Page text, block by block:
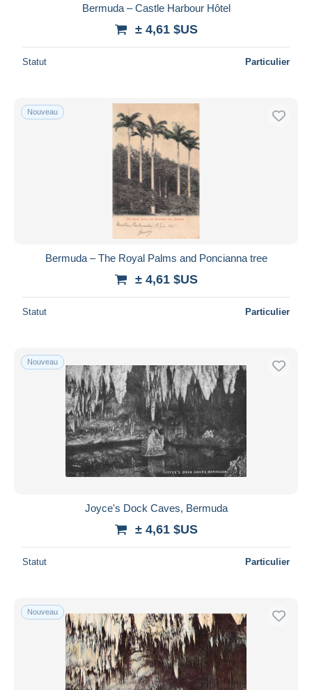
Bermuda – Castle Harbour Hôtel
± 4,61 $US
Statut Particulier
Nouveau
Bermuda – The Royal Palms and Poncianna tree
± 4,61 $US
Statut Particulier
Nouveau
Joyce's Dock Caves, Bermuda
± 4,61 $US
Statut Particulier
Nouveau